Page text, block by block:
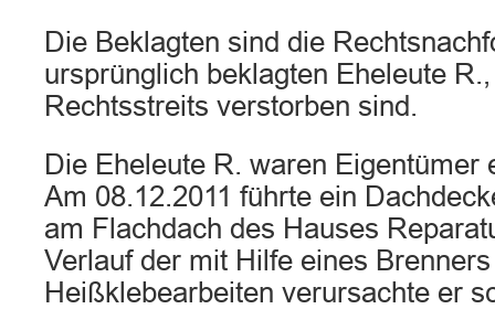
Die Beklagten sind die
ursprünglich beklagten Eheleute
Rechtsstreits verstorben sind.
Die Eheleute R. waren Eigentümer
Am 08.12.2011 führte ein
am Flachdach des Hauses
Verlauf der mit Hilfe eines
Heißklebearbeiten verursachte er